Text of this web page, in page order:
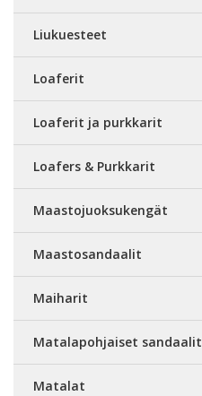
Liukuesteet
Loaferit
Loaferit ja purkkarit
Loafers & Purkkarit
Maastojuoksukengät
Maastosandaalit
Maiharit
Matalapohjaiset sandaalit
Matalat